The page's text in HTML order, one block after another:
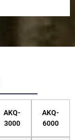
AKQ-
3000
AKQ-
6000